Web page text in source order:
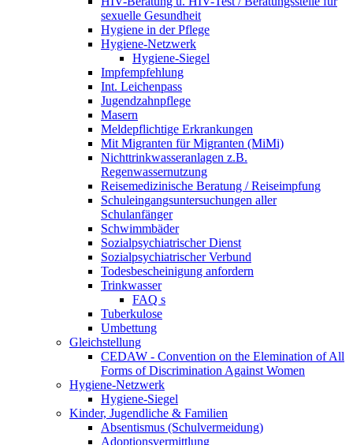
sexuelle Gesundheit
Hygiene in der Pflege
Hygiene-Netzwerk
Hygiene-Siegel
Impfempfehlung
Int. Leichenpass
Jugendzahnpflege
Masern
Meldepflichtige Erkrankungen
Mit Migranten für Migranten (MiMi)
Nichttrinkwasseranlagen z.B.
Regenwassernutzung
Reisemedizinische Beratung / Reiseimpfung
Schuleingangsuntersuchungen aller
Schulanfänger
Schwimmbäder
Sozialpsychiatrischer Dienst
Sozialpsychiatrischer Verbund
Todesbescheinigung anfordern
Trinkwasser
FAQ s
Tuberkulose
Umbettung
Gleichstellung
CEDAW - Convention on the Elemination of All
Forms of Discrimination Against Women
Hygiene-Netzwerk
Hygiene-Siegel
Kinder, Jugendliche & Familien
Absentismus (Schulvermeidung)
Adoptionsvermittlung